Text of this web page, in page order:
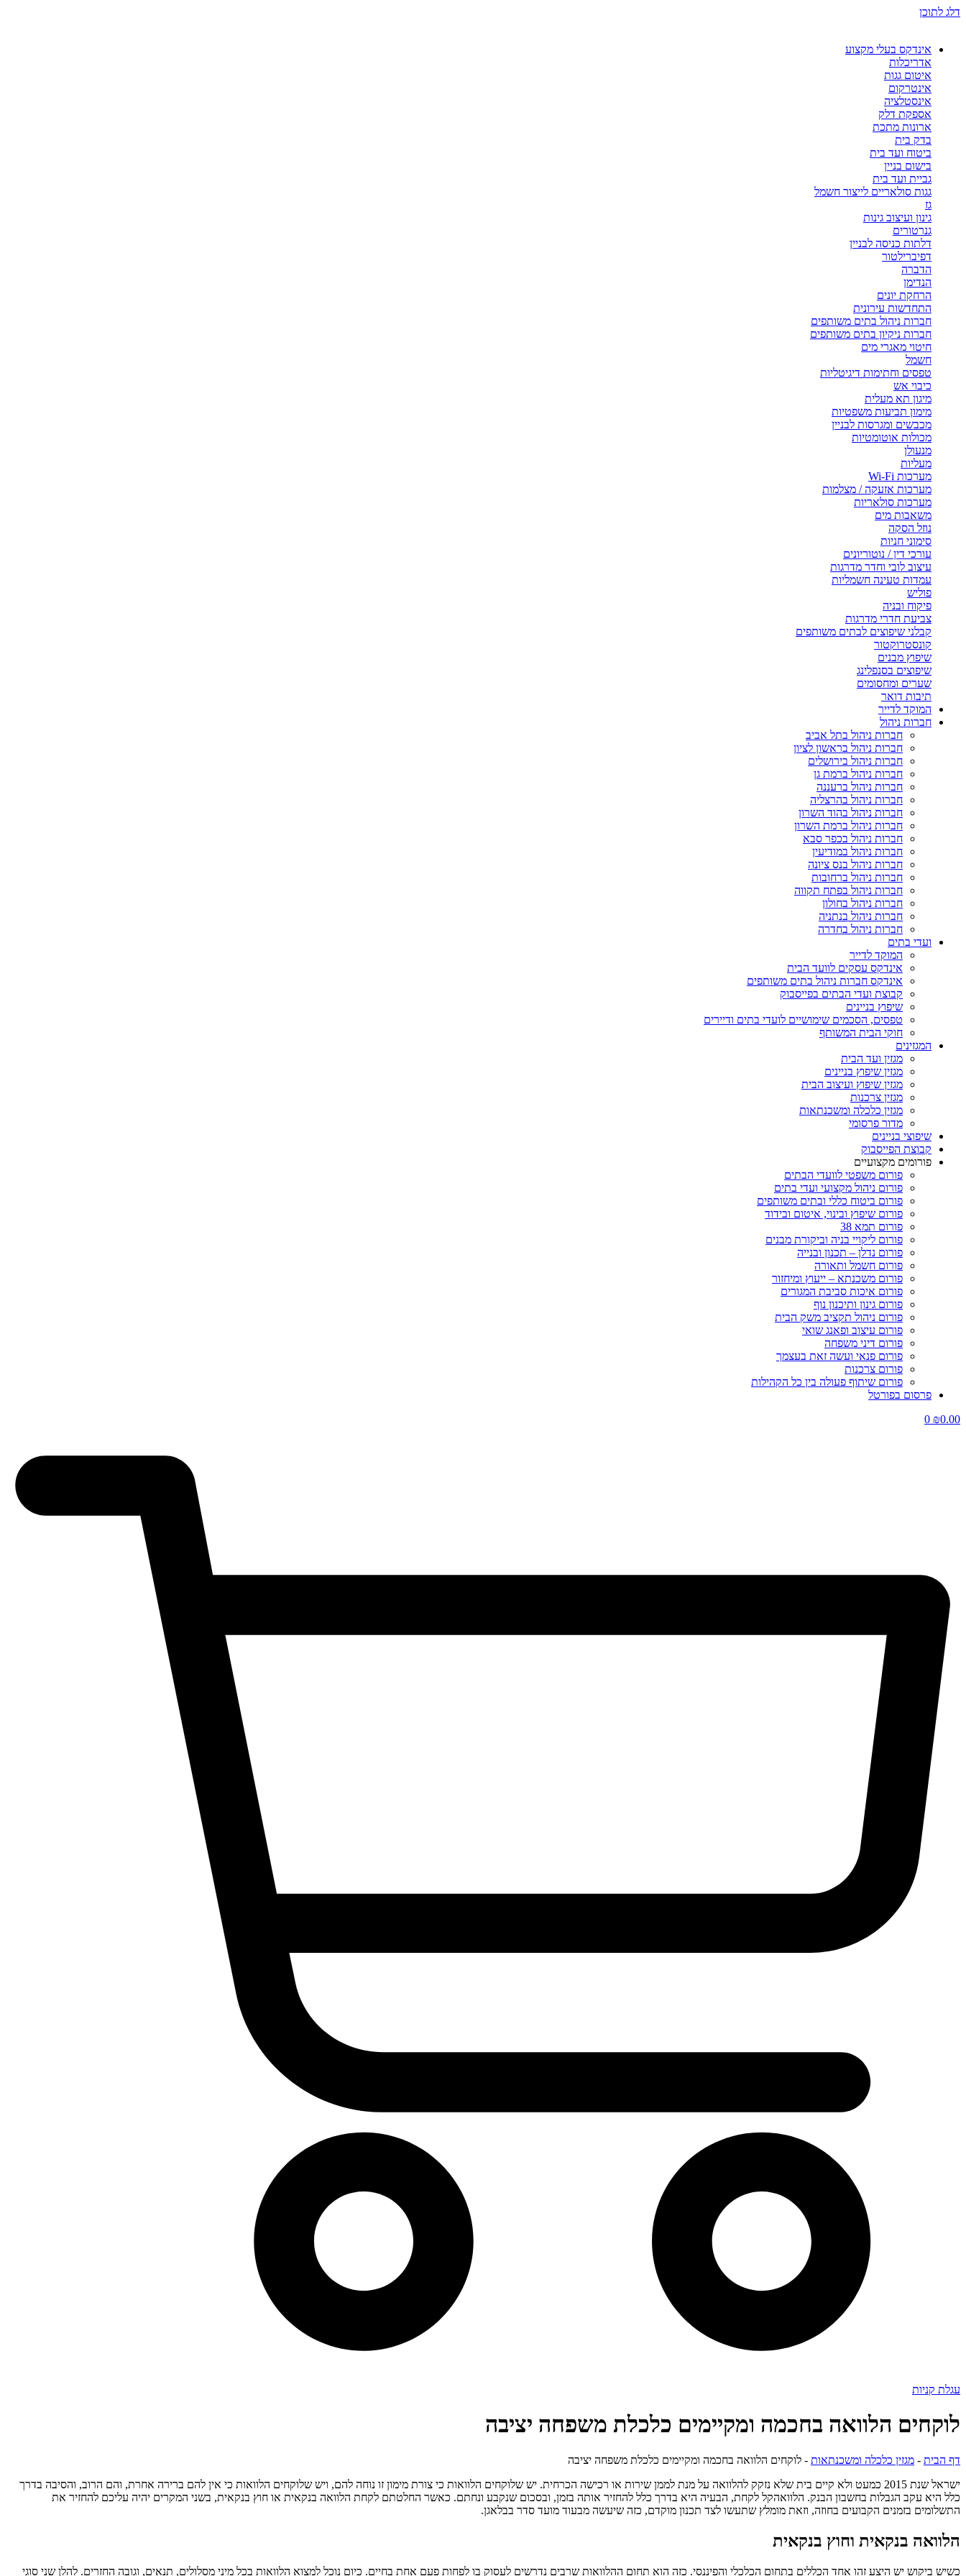
דלג לתוכן
אינדקס בעלי מקצוע
אדריכלות
איטום גגות
אינטרקום
אינסטלציה
אספקת דלק
ארונות מתכת
בדק בית
ביטוח ועד בית
בישום בניין
גביית ועד בית
גגות סולאריים לייצור חשמל
גז
גינון ועיצוב גינות
גנרטורים
דלתות כניסה לבניין
דפיברילטור
הדברה
הנדימן
הרחקת יונים
התחדשות עירונית
חברות ניהול בתים משותפים
חברות ניקיון בתים משותפים
חיטוי מאגרי מים
חשמל
טפסים וחתימות דיגיטליות
כיבוי אש
מיגון תא מעלית
מימון תביעות משפטיות
מכבשים ומגרסות לבניין
מכולות אוטומטיות
מנעולן
מעליות
מערכות Wi-Fi
מערכות אזעקה / מצלמות
מערכות סולאריות
משאבות מים
נוזל הסקה
סימוני חניות
עורכי דין / נוטוריונים
עיצוב לובי וחדר מדרגות
עמדות טעינה חשמליות
פוליש
פיקוח ובניה
צביעת חדרי מדרגות
קבלני שיפוצים לבתים משותפים
קונסטרוקטור
שיפוץ מבנים
שיפוצים בסנפלינג
שערים ומחסומים
תיבות דואר
המוקד לדייר
חברות ניהול
חברות ניהול בתל אביב
חברות ניהול בראשון לציון
חברות ניהול בירושלים
חברות ניהול ברמת גן
חברות ניהול ברעננה
חברות ניהול בהרצליה
חברות ניהול בהוד השרון
חברות ניהול ברמת השרון
חברות ניהול בכפר סבא
חברות ניהול במודיעין
חברות ניהול בנס ציונה
חברות ניהול ברחובות
חברות ניהול בפתח תקווה
חברות ניהול בחולון
חברות ניהול בנתניה
חברות ניהול בחדרה
ועדי בתים
המוקד לדייר
אינדקס עסקים לוועד הבית
אינדקס חברות ניהול בתים משותפים
קבוצת ועדי הבתים בפייסבוק
שיפוץ בניינים
טפסים, הסכמים שימושיים לועדי בתים ודיירים
חוקי הבית המשותף
המגזינים
מגזין ועד הבית
מגזין שיפוץ בניינים
מגזין שיפוץ ועיצוב הבית
מגזין צרכנות
מגזין כלכלה ומשכנתאות
מדור פרסומי
שיפוצי בניינים
קבוצת הפייסבוק
פורומים מקצועיים
פורום משפטי לוועדי הבתים
פורום ניהול מקצועי ועדי בתים
פורום ביטוח כללי ובתים משותפים
פורום שיפוץ ובינוי, איטום ובידוד
פורום תמא 38
פורום ליקויי בניה וביקורת מבנים
פורום נדלן – תכנון ובנייה
פורום חשמל ותאורה
פורום משכנתא – ייעוץ ומיחזור
פורום איכות סביבת המגורים
פורום גינון ותיכנון נוף
פורום ניהול תקציב משק הבית
פורום עיצוב ופאנג שואי
פורום דיני משפחה
פורום פנאי ועשה זאת בעצמך
פורום צרכנות
פורום שיתוף פעולה בין כל הקהילות
פרסום בפורטל
₪0.00
0
עגלת קניות
לוקחים הלוואה בחכמה ומקיימים כלכלת משפחה יציבה
דף הבית - מגזין כלכלה ומשכנתאות - לוקחים הלוואה בחכמה ומקיימים כלכלת משפחה יציבה
ישראל שנת 2015 כמעט ולא קיים בית שלא נזקק להלוואה על מנת לממן שירות או רכישה הכרחית. יש שלוקחים הלוואות כי צורת מימון זו נוחה להם, ויש שלוקחים הלוואות כי אין להם ברירה אחרת, והם הרוב, והסיבה בדרך
כלל היא עקב הגבלות בחשבון הבנק. הלוואהקל לקחת, הבעיה היא בדרך כלל להחזיר אותה בזמן, ובסכום שנקבע ונחתם. כאשר החלטתם לקחת הלוואה בנקאית או חוץ בנקאית, בשני המקרים יהיה עליכם להחזיר את
התשלומים בזמנים הקבועים בחוזה, וזאת מומלץ שתעשו לצד תכנון מוקדם, כזה שיעשה מבעוד מועד סדר בבלאגן.
הלוואה בנקאית וחוץ בנקאית
כשיש ביקוש יש היצע זהו אחד הכללים בתחום הכלכלי והפיננסי. כזה הוא תחום ההלוואות שרבים נדרשים לעסוק בו לפחות פעם אחת בחיים. כיום נוכל למצוא הלוואות בכל מיני מסלולים, תנאים, וגובה החזרים. להלן שני סוגי